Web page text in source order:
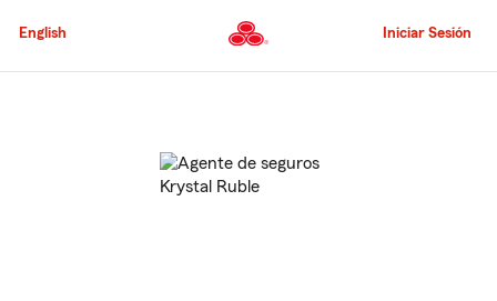
al
principal
English Iniciar Sesión